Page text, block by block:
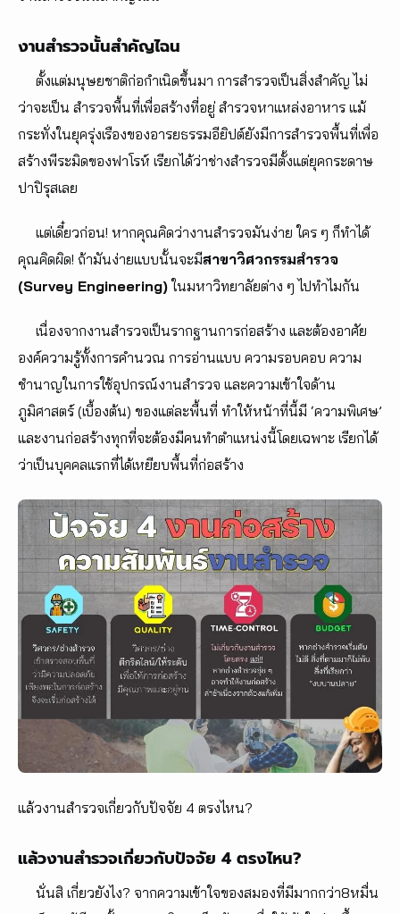
งานสำรวจนั้นสำคัญไฉน
ตั้งแต่มนุษยชาติก่อกำเนิดขึ้นมา การสำรวจเป็นสิ่งสำคัญ ไม่
ว่าจะเป็น สำรวจพื้นที่เพื่อสร้างที่อยู่ สำรวจหาแหล่งอาหาร แม้
กระทั่งในยุครุ่งเรืองของอารยธรรมอียิปต์ยังมีการสำรวจพื้นที่เพื่อ
สร้างพีระมิดของฟาโรห์ เรียกได้ว่าช่างสำรวจมีตั้งแต่ยุคกระดาษ
ปาปิรุสเลย
แต่เดี๋ยวก่อน! หากคุณคิดว่างานสำรวจมันง่าย ใคร ๆ ก็ทำได้
คุณคิดผิด! ถ้ามันง่ายแบบนั้นจะมีสาขาวิศวกรรมสำรวจ
(Survey Engineering)ในมหาวิทยาลัยต่าง ๆ ไปทำไมกัน
เนื่องจากงานสำรวจเป็นรากฐานการก่อสร้าง และต้องอาศัย
องค์ความรู้ทั้งการคำนวณ การอ่านแบบ ความรอบคอบ ความ
ชำนาญในการใช้อุปกรณ์งานสำรวจ และความเข้าใจด้าน
ภูมิศาสตร์ (เบื้องต้น) ของแต่ละพื้นที่ ทำให้หน้าที่นี้มี ‘ความพิเศษ’
และงานก่อสร้างทุกที่จะต้องมีคนทำตำแหน่งนี้โดยเฉพาะ เรียกได้
ว่าเป็นบุคคลแรกที่ได้เหยียบพื้นที่ก่อสร้าง
แล้วงานสำรวจเกี่ยวกับปัจจัย 4 ตรงไหน?
แล้วงานสำรวจเกี่ยวกับปัจจัย 4 ตรงไหน?
นั่นสิ​ เกี่ยวยังไง? จากความเข้าใจของสมองที่มีมากกว่า8หมื่น